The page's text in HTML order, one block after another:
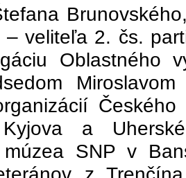
– veliteľa 2. čs.
Oblastného
a
SNP v